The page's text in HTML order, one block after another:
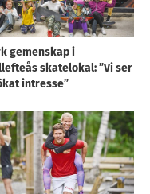
gemenskap i
skatelokal: ”Vi ser
intresse”